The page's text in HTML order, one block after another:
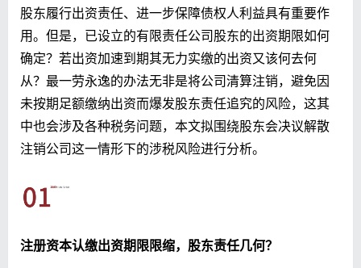
股东履行出资责任、进一步保障债权人利益具有重要作
用。但是，已设立的有限责任公司股东的出资期限如何
确定？若出资加速到期其无力实缴的出资又该何去何
从？最一劳永逸的办法无非是将公司清算注销，避免因
未按期足额缴纳出资而爆发股东责任追究的风险，这其
中也会涉及各种税务问题，本文拟围绕股东会决议解散
注销公司这一情形下的涉税风险进行分析。
注册资本认缴出资期限限缩，股东责任几何？